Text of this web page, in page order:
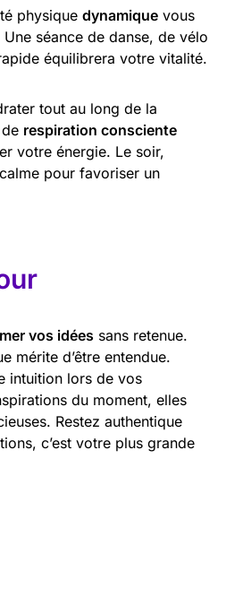
physique dynamique vous
séance de danse, de vélo
équilibrera votre vitalité.
tout au long de la
respiration consciente
votre énergie. Le soir,
pour favoriser un
vos idées sans retenue.
mérite d’être entendue.
intuition lors de vos
du moment, elles
Restez authentique
c’est votre plus grande